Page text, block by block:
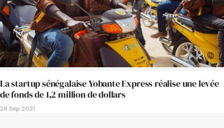
La startup sénégalaise Yobante Express réalise une levée
de fonds de 1,2 million de dollars
28 Sep 2021